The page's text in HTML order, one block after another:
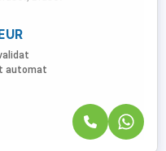
Cetățuie. Proprietatea
unei ...
automat